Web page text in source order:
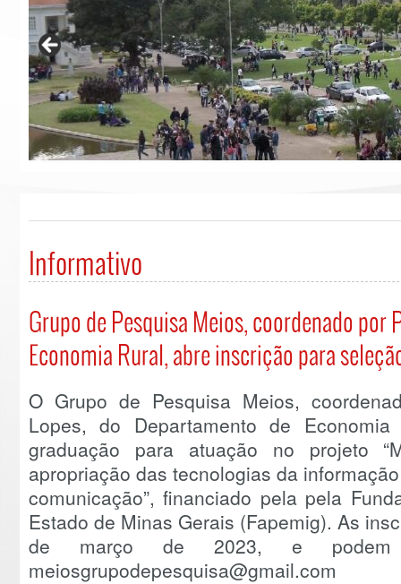
Informativo
Grupo de Pesquisa Meios, coordenado por
Economia Rural, abre inscrição para
O Grupo de Pesquisa Meios,
Lopes, do Departamento de
graduação para atuação no projeto
apropriação das tecnologias da
comunicação”, financiado pela pela
Estado de Minas Gerais (Fapemig). As
de março de 2023, e
meiosgrupodepesquisa@gmail.com